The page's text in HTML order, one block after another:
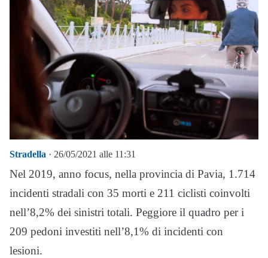
Stradella · 26/05/2021 alle 11:31
Nel 2019, anno focus, nella provincia di Pavia, 1.714
incidenti stradali con 35 morti e 211 ciclisti coinvolti
nell’8,2% dei sinistri totali. Peggiore il quadro per i
209 pedoni investiti nell’8,1% di incidenti con
lesioni.